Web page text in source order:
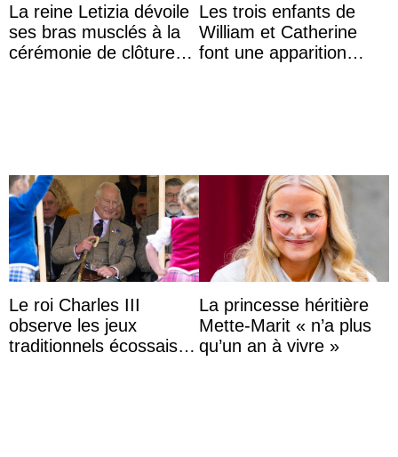
La reine Letizia dévoile
ses bras musclés à la
cérémonie de clôture
Les trois enfants de
William et Catherine
font une apparition
Le roi Charles III
observe les jeux
traditionnels écossais
La princesse héritière
Mette-Marit « n’a plus
qu’un an à vivre »